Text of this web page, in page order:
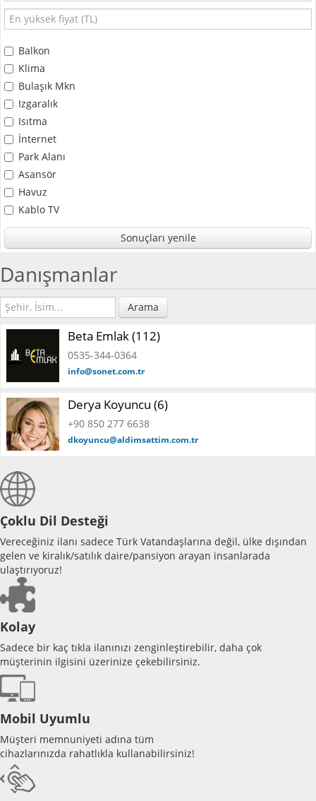
Balkon
Klima
Bulaşık Mkn
Izgaralık
Isıtma
İnternet
Park Alanı
Asansör
Havuz
Kablo TV
Sonuçları yenile
Danışmanlar
Arama
Beta Emlak (112)
0535-344-0364
info@sonet.com.tr
Derya Koyuncu (6)
+90 850 277 6638
dkoyuncu@aldimsattim.com.tr
Çoklu Dil Desteği
Vereceğiniz ilanı sadece Türk Vatandaşlarına değil, ülke dışından
gelen ve kiralık/satılık daire/pansiyon arayan insanlarada
ulaştırıyoruz!
Kolay
Sadece bir kaç tıkla ilanınızı zenginleştirebilir, daha çok
müşterinin ilgisini üzerinize çekebilirsiniz.
Mobil Uyumlu
Müşteri memnuniyeti adına tüm
cihazlarınızda rahatlıkla kullanabilirsiniz!